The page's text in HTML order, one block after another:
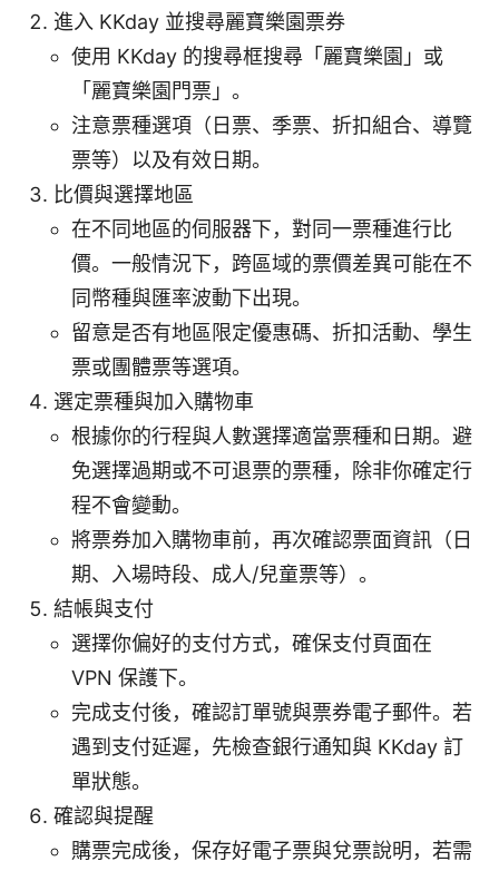
進入 KKday 並搜尋麗寶樂園票券
使用 KKday 的搜尋框搜尋「麗寶樂園」或
「麗寶樂園門票」。
注意票種選項（日票、季票、折扣組合、導覽
票等）以及有效日期。
比價與選擇地區
在不同地區的伺服器下，對同一票種進行比
價。一般情況下，跨區域的票價差異可能在不
同幣種與匯率波動下出現。
留意是否有地區限定優惠碼、折扣活動、學生
票或團體票等選項。
選定票種與加入購物車
根據你的行程與人數選擇適當票種和日期。避
免選擇過期或不可退票的票種，除非你確定行
程不會變動。
將票券加入購物車前，再次確認票面資訊（日
期、入場時段、成人/兒童票等）。
結帳與支付
選擇你偏好的支付方式，確保支付頁面在
VPN 保護下。
完成支付後，確認訂單號與票券電子郵件。若
遇到支付延遲，先檢查銀行通知與 KKday 訂
單狀態。
確認與提醒
購票完成後，保存好電子票與兌票說明，若需